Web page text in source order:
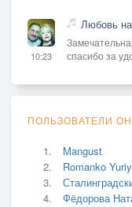
10:23
Любовь
спасибо за
ПОЛЬЗОВАТЕЛИ
Mangust
Romanko Yuriy
Фёдорова